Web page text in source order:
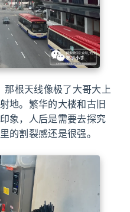
那根天线像极了大哥大上
地。繁华的大楼和古旧
象，人后是需要去探究
的割裂感还是很强。